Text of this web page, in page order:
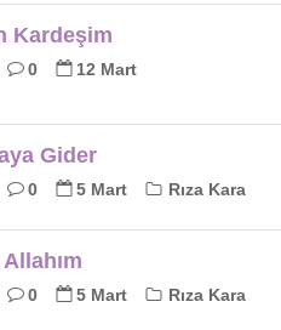
Kardeşim
0
12 Mart
Gider
0 5 Mart Rıza Kara
0 5 Mart Rıza Kara